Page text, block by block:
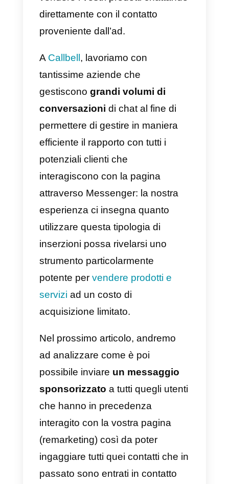
aumentare in maniera
significativa il tasso di
messaggio dopo il click dell’ad.
3) Genera contatti:
questa
opzione permette di porre alcune
domande di qualifica al contatto.
Questa scelta si rileva
particolarmente utile quando è
necessario scremare i contatti in
base al loro interesse nei
confronti del prodotto / servizio
che state offrendo. Quando una
persona completa tutte le
domande, diventa un contatto
la tua azienda e puoi continuare
la conversazione direttamente su
Messenger. Analogamente al
modulo per la generazione di
, una chat automatica
rappresenta un metodo più
informale per raccogliere
informazioni sui clienti.